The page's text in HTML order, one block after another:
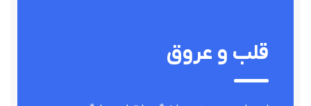
قلب و عروق